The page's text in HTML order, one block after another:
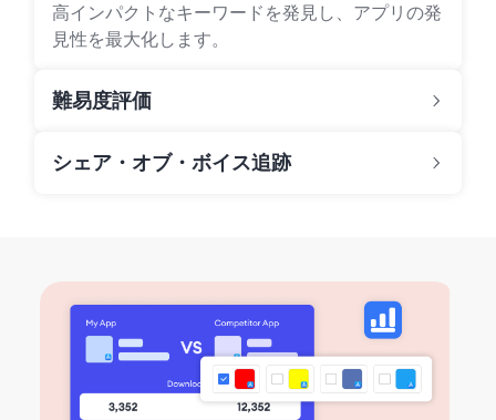
高インパクトなキーワードを発見し、アプリの発
見性を最大化します。
難易度評価
シェア・オブ・ボイス追跡